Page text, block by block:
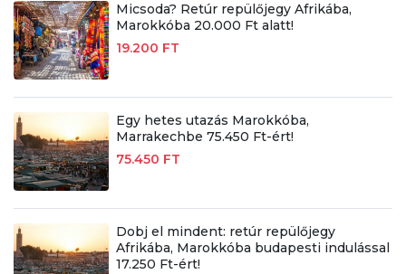
Micsoda? Retúr repülőjegy Afrikába,
Marokkóba 20.000 Ft alatt!
19.200 FT
Egy hetes utazás Marokkóba,
Marrakechbe 75.450 Ft-ért!
75.450 FT
Dobj el mindent: retúr repülőjegy
Afrikába, Marokkóba budapesti indulással
17.250 Ft-ért!